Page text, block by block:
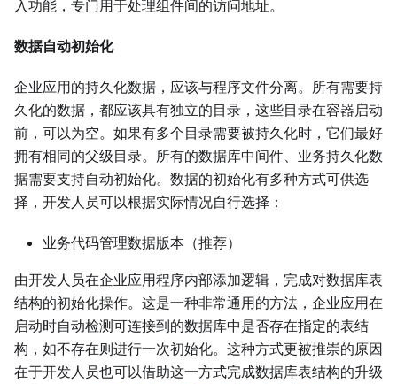
入功能，专门用于处理组件间的访问地址。
数据自动初始化
企业应用的持久化数据，应该与程序文件分离。所有需要持
久化的数据，都应该具有独立的目录，这些目录在容器启动
前，可以为空。如果有多个目录需要被持久化时，它们最好
拥有相同的父级目录。所有的数据库中间件、业务持久化数
据需要支持自动初始化。数据的初始化有多种方式可供选
择，开发人员可以根据实际情况自行选择：
业务代码管理数据版本（推荐）
由开发人员在企业应用程序内部添加逻辑，完成对数据库表
结构的初始化操作。这是一种非常通用的方法，企业应用在
启动时自动检测可连接到的数据库中是否存在指定的表结
构，如不存在则进行一次初始化。这种方式更被推崇的原因
在于开发人员也可以借助这一方式完成数据库表结构的升级